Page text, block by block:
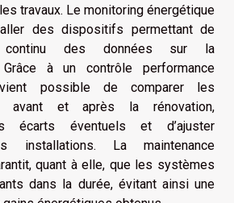
travaux. Le monitoring énergétique
des dispositifs permettant de
des données sur la
Grâce à un contrôle performance
possible de comparer les
avant et après la rénovation,
écarts éventuels et d’ajuster
installations. La maintenance
quant à elle, que les systèmes
dans la durée, évitant ainsi une